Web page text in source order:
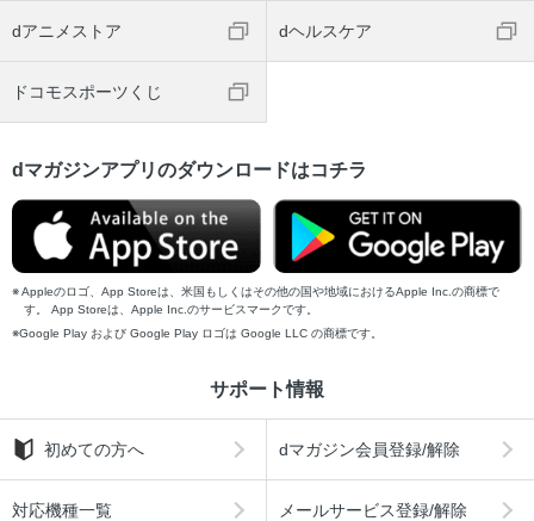
dアニメストア dヘルスケア
ドコモスポーツくじ
dマガジンアプリのダウンロードはコチラ
Appleのロゴ、App Storeは、米国もしくはその他の国や地域におけるApple Inc.の商標で
す。 App Storeは、Apple Inc.のサービスマークです。
Google Play および Google Play ロゴは Google LLC の商標です。
サポート情報
初めての方へ dマガジン会員登録/解除
対応機種一覧 メールサービス登録/解除